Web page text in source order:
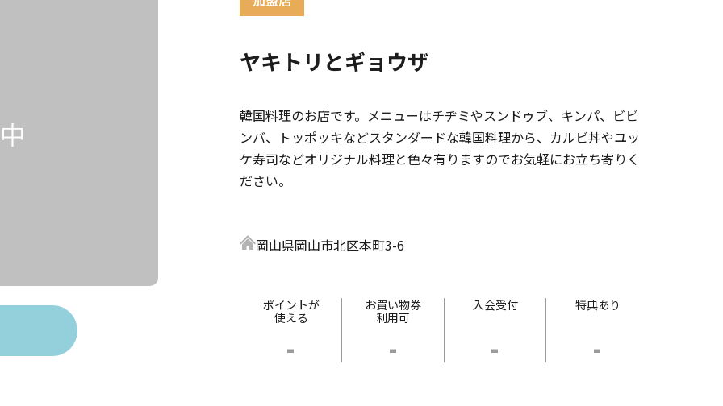
ヤキトリとギョウザ
韓国料理のお店です。メニューはチヂミやスンドゥブ、キンパ、ビビ
ンバ、トッポッキなどスタンダードな韓国料理から、カルビ丼やユッ
ケ寿司などオリジナル料理と色々有りますのでお気軽にお立ち寄りく
ださい。
岡山県岡山市北区本町3-6
ポイントが
使える
-
お買い物券
利用可
-
入会受付
-
特典あり
-